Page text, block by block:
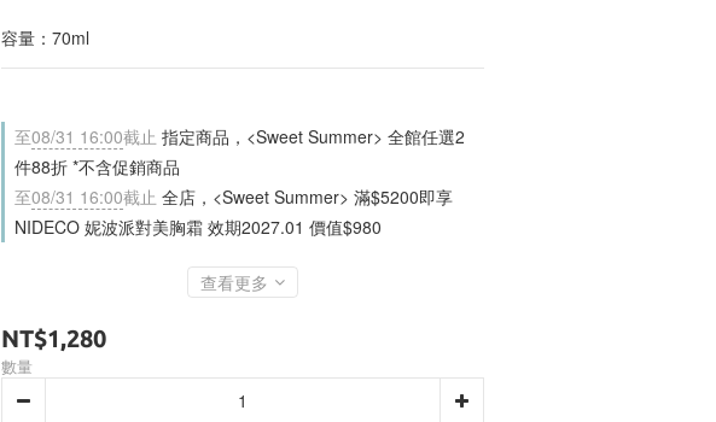
容量：70ml
至08/31 16:00截止 指定商品，<Sweet Summer> 全館任選2
件88折 *不含促銷商品
至08/31 16:00截止 全店，<Sweet Summer> 滿$5200即享
NIDECO 妮波派對美胸霜 效期2027.01 價值$980
查看更多
NT$1,280
數量